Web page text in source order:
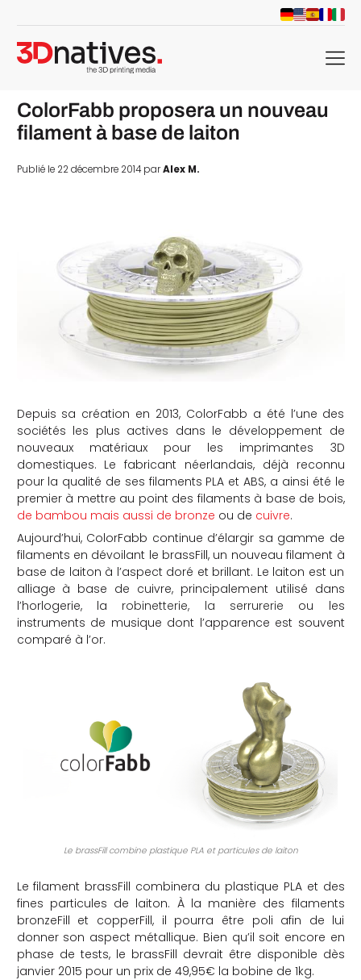
menu
ColorFabb proposera un nouveau
filament à base de laiton
Publié le 22 décembre 2014 parAlex M.
Depuis sa création en 2013, ColorFabb a été l’une des
sociétés les plus actives dans le développement de
nouveaux matériaux pour les imprimantes 3D
domestiques. Le fabricant néerlandais, déjà reconnu
pour la qualité de ses filaments PLA et ABS, a ainsi été le
premier à mettre au point des filaments à base de bois,
de bambou mais aussi de bronze ou de cuivre.
Aujourd’hui, ColorFabb continue d’élargir sa gamme de
filaments en dévoilant le brassFill, un nouveau filament à
base de laiton à l’aspect doré et brillant. Le laiton est un
alliage à base de cuivre, principalement utilisé dans
l’horlogerie, la robinetterie, la serrurerie ou les
instruments de musique dont l’apparence est souvent
comparé à l’or.
Le brassFill combine plastique PLA et particules de laiton
Le filament brassFill combinera du plastique PLA et des
fines particules de laiton. À la manière des filaments
bronzeFill et copperFill, il pourra être poli afin de lui
donner son aspect métallique. Bien qu’il soit encore en
phase de tests, le brassFill devrait être disponible dès
janvier 2015 pour un prix de 49,95€ la bobine de 1kg.